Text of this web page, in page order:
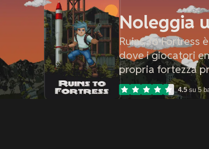
Noleggia
Ruins To
dove i giocatori
propria fortezza
4.5su 5